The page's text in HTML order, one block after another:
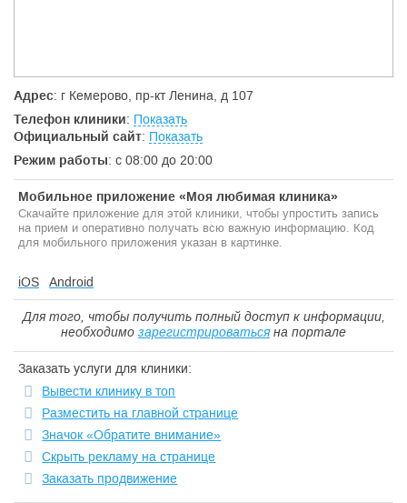
Медицинский осмотр работников торговли и пищевой
промышленности
Адрес: г Кемерово, пр-кт Ленина, д 107
Телефон клиники: Показать
Официальный сайт: Показать
Режим работы: с 08:00 до 20:00
Мобильное приложение «Моя любимая клиника»
Скачайте приложение для этой клиники, чтобы упростить запись
на прием и оперативно получать всю важную информацию. Код
для мобильного приложения указан в картинке.
iOS Android
Для того, чтобы получить полный доступ к информации,
необходимо зарегистрироватьсяна портале
Заказать услуги для клиники:
Вывести клинику в топ
Разместить на главной странице
Значок «Обратите внимание»
Скрыть рекламу на странице
Заказать продвижение